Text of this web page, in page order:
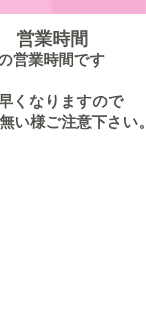
営業時間
営業時間です
くなりますので
い様ご注意下さい。